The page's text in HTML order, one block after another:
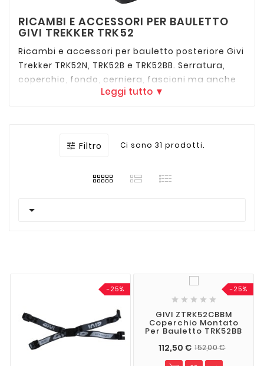
RICAMBI E ACCESSORI PER BAULETTO
GIVI TREKKER TRK52
Ricambi e accessori per bauletto posteriore Givi
Trekker TRK52N, TRK52B e TRK52BB. Serratura,
coperchio, fondo, cerniera, fascioni ma anche
cuscino poggia schiena per il passeggero,
Leggi tutto ▼
 Filtro Ci sono 31 prodotti.

-25% -25%
    
GIVI ZTRK52CBBM
Coperchio Montato
Per Bauletto TRK52BB
112,50 € 152,00 €